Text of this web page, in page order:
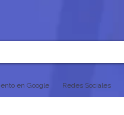
en Google Redes Sociales